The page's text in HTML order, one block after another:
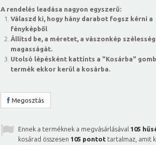
A rendelés leadása nagyon egyszerű:
Válaszd ki, hogy hány darabot fogsz kérni a
fényképből
Állítsd be, a méretet, a vászonkép
magasságát.
Utolsó lépésként kattints a "Kosárba"
termék ekkor kerül a kosárba.
Megosztás
Ennek a terméknek a megvásárlásával 105
kosárad összesen 105 pontot tartalmaz, amit